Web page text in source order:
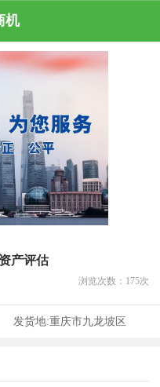
机
产评估
浏览次数： 175次
发货地:重庆市九龙坡区